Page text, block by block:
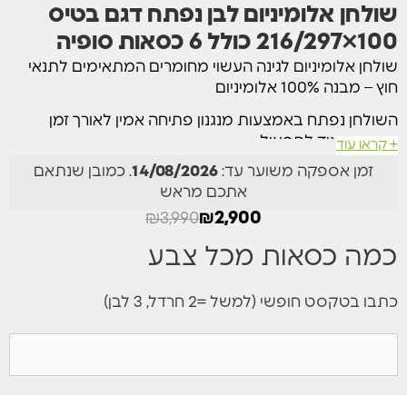
⁦שולחן אלומיניום לבן נפתח דגם בטיס
100×216/297 כולל 6 כסאות סופיה
שולחן אלומיניום לגינה העשוי מחומרים המתאימים לתנאי
חוץ – מבנה 100% אלומיניום
השולחן נפתח באמצעות מנגנון פתיחה אמין לאורך זמן
ופשוט מאוד לתפעול
במצב סגור, ניתן להושיב סביבו 8 סועדים ולאחר פתיחתו ניתן
צבעים זמינים במלאי – שמפניה אפור ולבן
מגיע עם 6 כסאות פלסטיק מעוצבים ואיכותיים במיוחד
+ קראו עוד
זמן אספקה משוער עד: 14/08/2026. כמובן שנתאם
אתכם מראש
₪3,990₪2,900
כמה כסאות מכל צבע
כתבו בטקסט חופשי (למשל =2 חרדל, 3 לבן)